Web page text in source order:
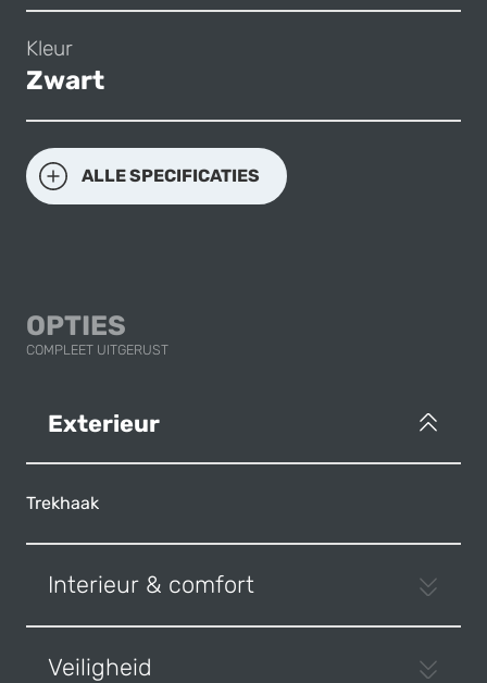
Kleur
Zwart
ALLE SPECIFICATIES
OPTIES
COMPLEET UITGERUST
Exterieur
Trekhaak
Interieur & comfort
Veiligheid